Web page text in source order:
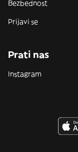
Bezbednost
Prijavi se
Prati nas
Instagram